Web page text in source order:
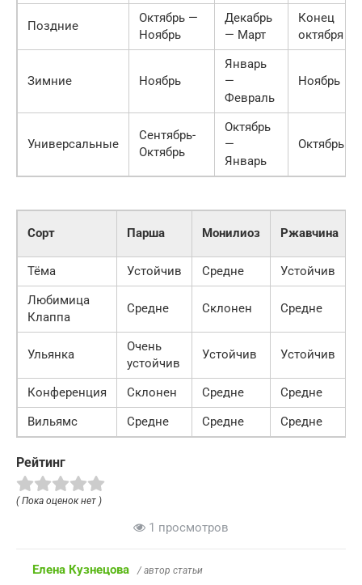
Поздние
Октябрь —
Ноябрь
Декабрь
— Март
Конец
октября
Зимние Ноябрь
Январь
—
Февраль
Ноябрь
Универсальные
Сентябрь-
Октябрь
Октябрь
—
Январь
Октябрь
Сорт Парша Монилиоз Ржавчина
Тёма
Устойчив Средне Устойчив
Любимица
Клаппа
Средне Склонен Средне
Ульянка
Очень
устойчив
Устойчив Устойчив
Конференция Склонен Средне Средне
Вильямс
Средне Средне Средне
Рейтинг
( Пока оценок нет )
1 просмотров
Елена Кузнецова / автор статьи